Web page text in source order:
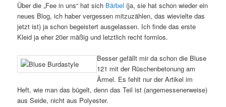
Über die „Fee in uns“ hat sich Bärbel (ja, sie hat schon wieder ein
neues Blog, ich haber vergessen mitzuzählen, das wievielte das
jetzt ist) ja schon begeistert ausgelassen. Ich finde das erste
Kleid ja eher 20er mäßig und letztlich recht formlos.
Besser gefällt mir da schon die Bluse
121 mit der Rüschenbetonung am
Ärmel. Es fehlt nur der Artikel im
Heft, wie man das bügelt, denn das Teil ist (angemessenerweise)
aus Seide, nicht aus Polyester.